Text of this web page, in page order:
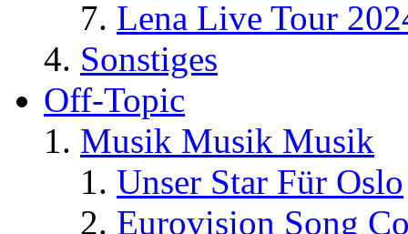
Lena Live Tour
Sonstiges
Off-Topic
Musik Musik Musik
Unser Star Für Oslo
Eurovision Song